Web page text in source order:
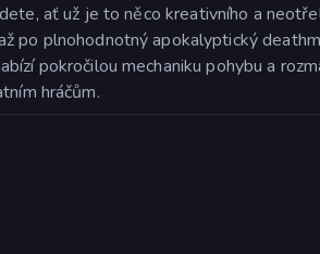
ať už je to něco kreativního a
po plnohodnotný apokalyptický
pokročilou mechaniku pohybu a
hráčům.